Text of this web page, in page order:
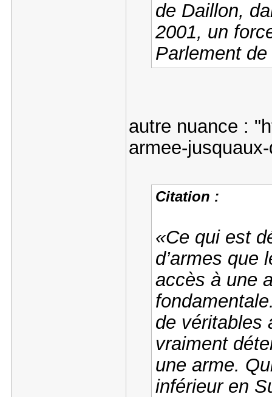
de Daillon,
2001, un
Parlement
autre nuance :
armee-
Citation :
«Ce qui est
d’armes que
accès à une
de véritables
vraiment
une arme.
inférieur en